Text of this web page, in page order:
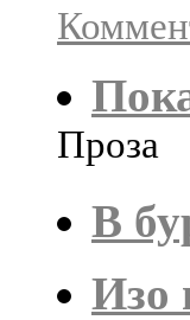
Проза
В
Изо